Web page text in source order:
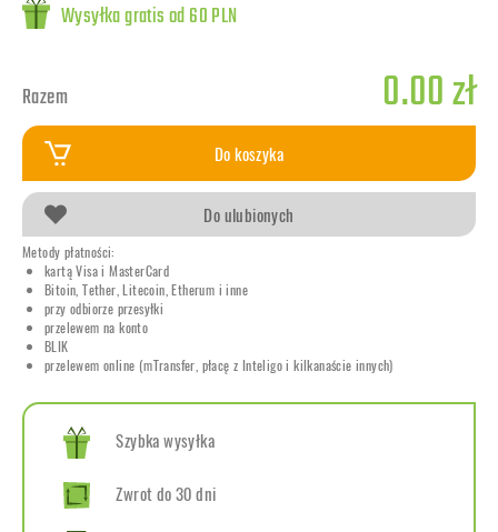
Wysyłka gratis od 60 PLN
Razem 0.00 zł
Do koszyka
Do ulubionych
Metody płatności:
kartą Visa i MasterCard
Bitoin, Tether, Litecoin, Etherum i inne
przy odbiorze przesyłki
przelewem na konto
BLIK
przelewem online (mTransfer, płacę z Inteligo i kilkanaście innych)
Szybka wysyłka
Zwrot do 30 dni